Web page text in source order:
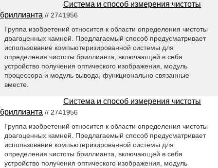
Система и способ измерения чистоты
бриллианта // 2741956
Группа изобретений относится к области определения чистоты
драгоценных камней. Предлагаемый способ предусматривает
использование компьютеризированной системы для
определения чистоты бриллианта, включающей в себя
устройство получения оптического изображения, модуль
процессора и модуль вывода, функционально связанные
вместе.
Система и способ измерения чистоты
бриллианта // 2741956
Группа изобретений относится к области определения чистоты
драгоценных камней. Предлагаемый способ предусматривает
использование компьютеризированной системы для
определения чистоты бриллианта, включающей в себя
устройство получения оптического изображения, модуль